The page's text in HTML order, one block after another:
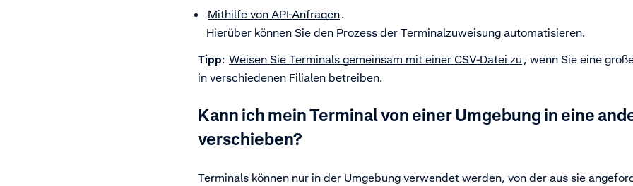
Mithilfe von API-Anfragen.
Hierüber können Sie den Prozess der Terminalzuweisung automatisieren.
Tipp: Weisen Sie Terminals gemeinsam mit einer CSV-Datei zu , wenn Sie eine
in verschiedenen Filialen betreiben.
Kann ich mein Terminal von einer Umgebung in eine
verschieben?
Terminals können nur in der Umgebung verwendet werden, von der aus sie